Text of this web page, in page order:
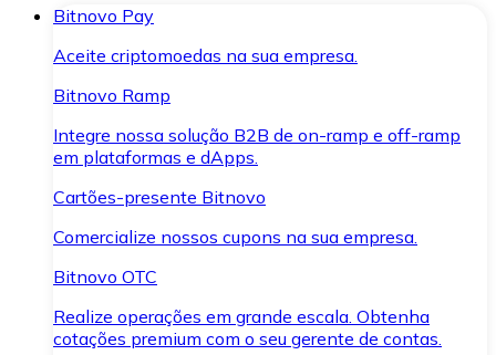
Bitnovo Pay
Aceite criptomoedas na sua empresa.
Bitnovo Ramp
Integre nossa solução B2B de on-ramp e off-ramp
em plataformas e dApps.
Cartões-presente Bitnovo
Comercialize nossos cupons na sua empresa.
Bitnovo OTC
Realize operações em grande escala. Obtenha
cotações premium com o seu gerente de contas.